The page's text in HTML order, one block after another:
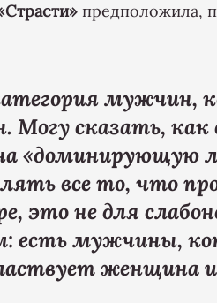
предположила,
мужчин,
Могу сказать,
«доминирующую
все то, что
это не для
есть мужчины,
женщина